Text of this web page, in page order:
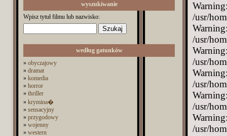
wyszukiwanie
Wpisz tytuł filmu lub nazwisko:
według gatunków
» obyczajowy
» dramat
» komedia
» horror
» thriller
» krymina�
» sensacyjny
» przygodowy
» wojenny
» western
/usr/
/usr/
/usr/
/usr/
/usr/
/usr/